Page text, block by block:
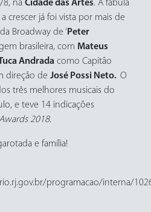
8, na Cidade das Artes. A fábula
crescer já foi vista por mais de
Broadway de ‘ Peter
brasileira, com Mateus
Andrada como Capitão
direção de José Possi Neto. O
três melhores musicais do
e teve 14 indicações
2018.
e família!
programacao/interna/